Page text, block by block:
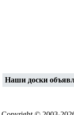
Наши доски